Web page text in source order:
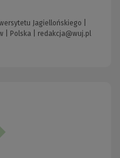
Jagiellońskiego |
| Polska | redakcja@wuj.pl